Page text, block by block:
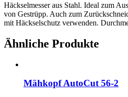
Häckselmesser aus Stahl. Ideal zum
von Gestrüpp. Auch zum
mit Häckselschutz verwenden.
Ähnliche Produkte
Mähkopf AutoCut 56-2